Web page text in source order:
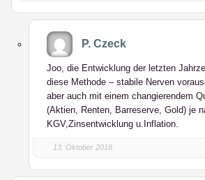
P. Czeck
Joo, die Entwicklung der letzten
diese Methode – stabile Nerven
aber auch mit einem changierendem
(Aktien, Renten, Barreserve, Gold) je
KGV,Zinsentwicklung u.Inflation.
13. Oktober 2018